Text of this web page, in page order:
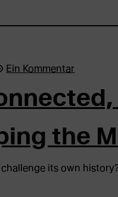
the
its own
Ein Kommentar